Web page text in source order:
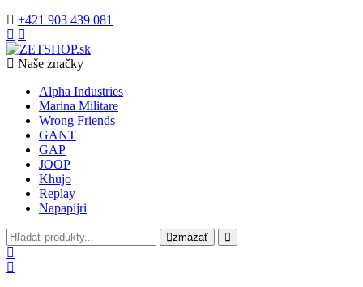
+421 903 439 081
Naše značky
Alpha Industries
Marina Militare
Wrong Friends
GANT
GAP
JOOP
Khujo
Replay
Napapijri
zmazať